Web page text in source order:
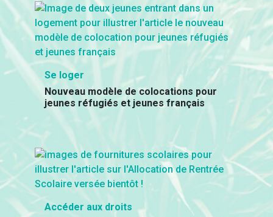
Se loger
Nouveau modèle de colocations pour
jeunes réfugiés et jeunes français
Accéder aux droits